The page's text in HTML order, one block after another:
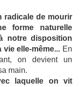
radicale de mourir
forme naturelle
notre disposition
elle-même... En
on devient un
main.
laquelle on vit